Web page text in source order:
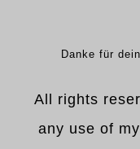
Danke für
All rights
any use of